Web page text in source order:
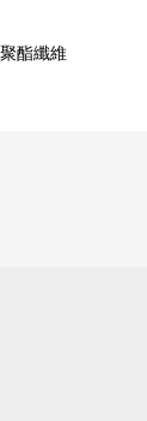
酯纖維